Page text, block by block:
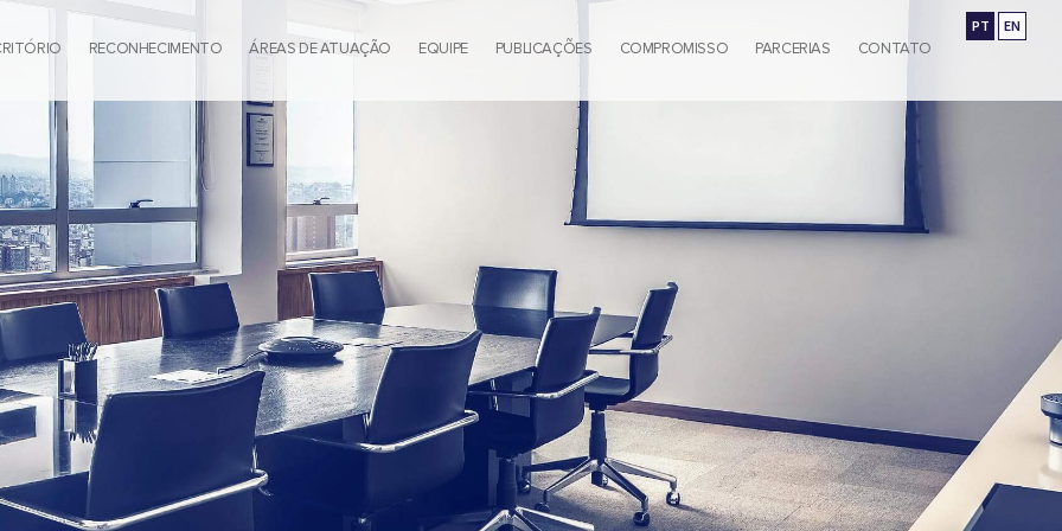
PT EN
RECONHECIMENTO ÁREAS DE ATUAÇÃO EQUIPE PUBLICAÇÕES COMPROMISSO PARCERIAS CONTATO